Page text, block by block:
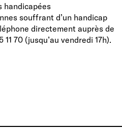
handicapées
souffrant d’un handicap
directement auprès de
70 (jusqu’au vendredi 17h).